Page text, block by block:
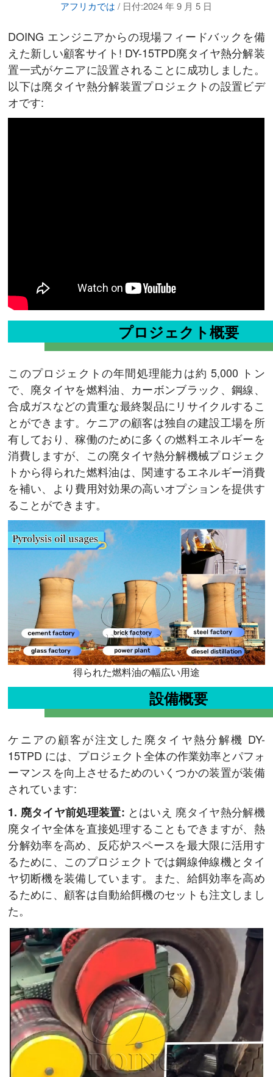
アフリカでは / 日付:2024 年 9 月 5 日
DOING エンジニアからの現場フィードバックを備
えた新しい顧客サイト! DY-15TPD廃タイヤ熱分解装
置一式がケニアに設置されることに成功しました。
以下は廃タイヤ熱分解装置プロジェクトの設置ビデ
オです:
プロジェクト概要
このプロジェクトの年間処理能力は約 5,000 トン
で、廃タイヤを燃料油、カーボンブラック、鋼線、
合成ガスなどの貴重な最終製品にリサイクルするこ
とができます。ケニアの顧客は独自の建設工場を所
有しており、稼働のために多くの燃料エネルギーを
消費しますが、この廃タイヤ熱分解機械プロジェク
トから得られた燃料油は、関連するエネルギー消費
を補い、より費用対効果の高いオプションを提供す
ることができます。
得られた燃料油の幅広い用途
設備概要
ケニアの顧客が注文した廃タイヤ熱分解機 DY-
15TPD には、プロジェクト全体の作業効率とパフォ
ーマンスを向上させるためのいくつかの装置が装備
されています:
1. 廃タイヤ前処理装置: とはいえ 廃タイヤ熱分解機
廃タイヤ全体を直接処理することもできますが、熱
分解効率を高め、反応炉スペースを最大限に活用す
るために、このプロジェクトでは鋼線伸線機とタイ
ヤ切断機を装備しています。また、給餌効率を高め
るために、顧客は自動給餌機のセットも注文しまし
た。